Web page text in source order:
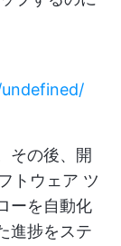
その後、開
トウェア ツ
ーを自動化
進捗をステ